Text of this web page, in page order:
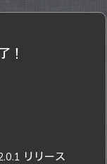
！
リリース